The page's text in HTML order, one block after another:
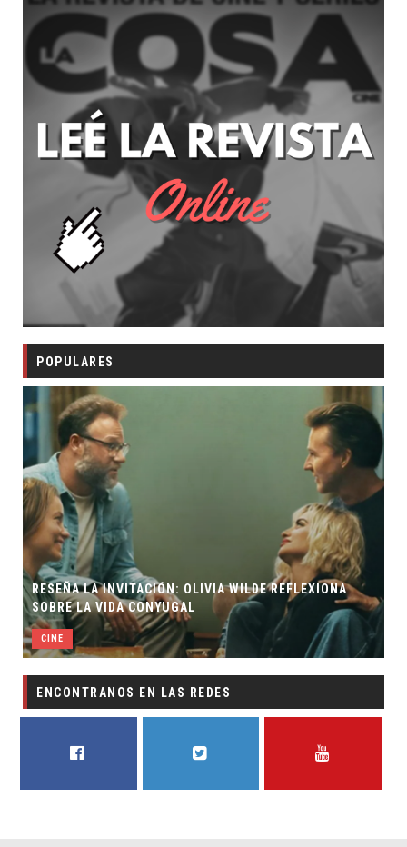
POPULARES
RESEÑA LA INVITACIÓN: OLIVIA WILDE REFLEXIONA
SOBRE LA VIDA CONYUGAL
CINE
ENCONTRANOS EN LAS REDES